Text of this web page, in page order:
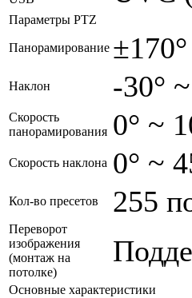
Параметры PTZ
Панорамирование ±170°
Наклон -30°
Скорость
панорамирования 0° ~
Скорость наклона 0° ~
Кол-во пресетов 255
Переворот
изображения
(монтаж на
потолке)
Основные характеристики